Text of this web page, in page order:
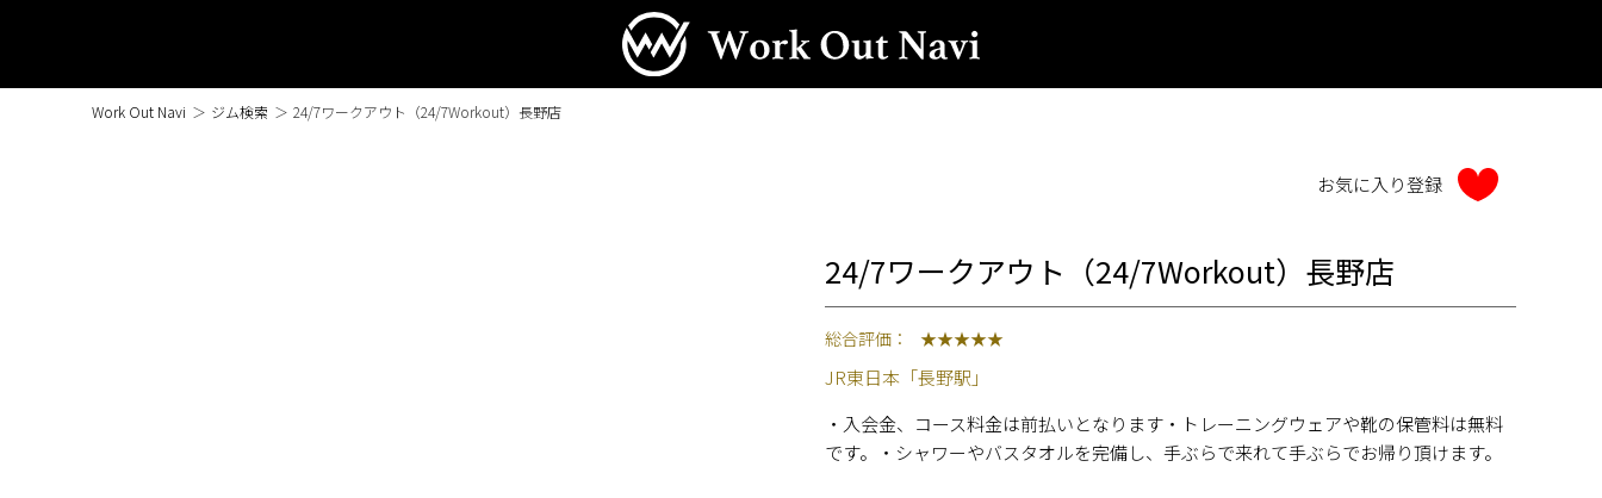
Work Out Navi ＞ ジム検索 ＞ 24/7ワークアウト（24/7Workout）長野店
24/7ワークアウト（24/7Workout）長野店
総合評価： ★★★★★
JR東日本「長野駅」
・入会金、コース料金は前払いとなります・トレーニングウェアや靴の保管料は無料
です。・シャワーやバスタオルを完備し、手ぶらで来れて手ぶらでお帰り頂けます。